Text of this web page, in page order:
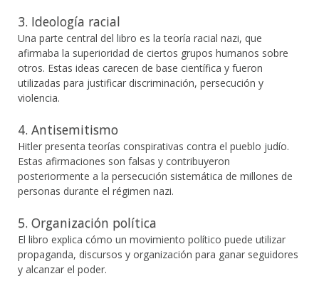
3. Ideología racial
Una parte central del libro es la teoría racial nazi, que
afirmaba la superioridad de ciertos grupos humanos sobre
otros. Estas ideas carecen de base científica y fueron
utilizadas para justificar discriminación, persecución y
violencia.
4. Antisemitismo
Hitler presenta teorías conspirativas contra el pueblo judío.
Estas afirmaciones son falsas y contribuyeron
posteriormente a la persecución sistemática de millones de
personas durante el régimen nazi.
5. Organización política
El libro explica cómo un movimiento político puede utilizar
propaganda, discursos y organización para ganar seguidores
y alcanzar el poder.